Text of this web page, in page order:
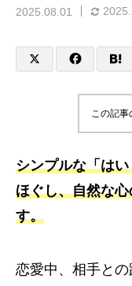
2025.08.01
この記事
シンプルな「は
ほぐし、自然な
す。
恋愛中、相手と